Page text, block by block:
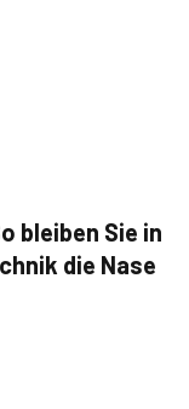
bleiben Sie in
die Nase